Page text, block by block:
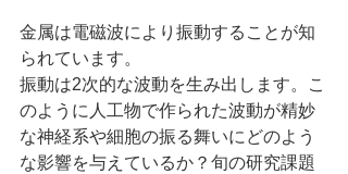
金属は電磁波により振動することが知
られています。
振動は2次的な波動を生み出します。こ
のように人工物で作られた波動が精妙
な神経系や細胞の振る舞いにどのよう
な影響を与えているか？旬の研究課題